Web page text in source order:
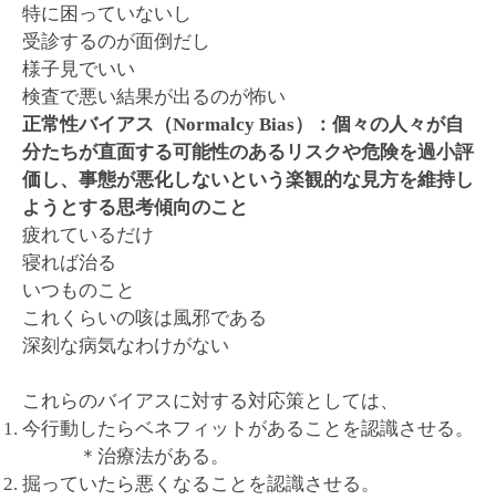
特に困っていないし
受診するのが面倒だし
様子見でいい
検査で悪い結果が出るのが怖い
正常性バイアス（Normalcy Bias）：個々の人々が自
分たちが直面する可能性のあるリスクや危険を過小評
価し、事態が悪化しないという楽観的な見方を維持し
ようとする思考傾向のこと
疲れているだけ
寝れば治る
いつものこと
これくらいの咳は風邪である
深刻な病気なわけがない
これらのバイアスに対する対応策としては、
今行動したらベネフィットがあることを認識させる。
＊治療法がある。
掘っていたら悪くなることを認識させる。